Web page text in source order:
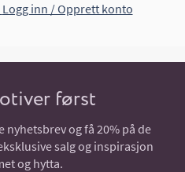
Logg inn / Opprett konto
først
nyhetsbrev og få 20% på de
salg og inspirasjon
og hytta.